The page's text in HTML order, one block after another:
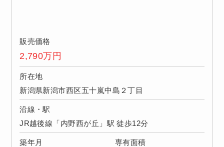
販売価格
2,790万円
所在地
新潟県新潟市西区五十嵐中島２丁目
沿線・駅
JR越後線「内野西が丘」駅 徒歩12分
築年月
専有面積